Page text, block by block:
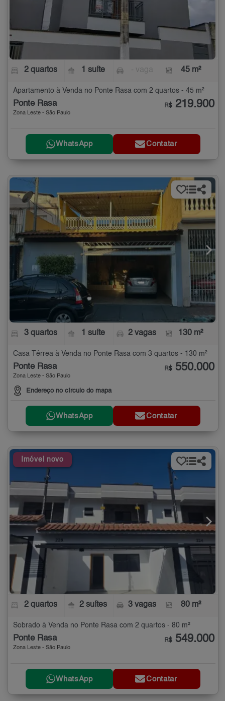
2 quartos 1 suíte 45 m²
Apartamento à Venda no Ponte Rasa com 2 quartos - 45 m²
Ponte Rasa
Zona Leste - São Paulo
R$ 219.900
WhatsApp Contatar
3 quartos 1 suíte 2 vagas 130 m²
Casa Térrea à Venda no Ponte Rasa com 3 quartos - 130 m²
Ponte Rasa
Zona Leste - São Paulo
Endereço no círculo do mapa
R$ 550.000
WhatsApp Contatar
Imóvel novo
2 quartos 2 suítes 3 vagas 80 m²
Sobrado à Venda no Ponte Rasa com 2 quartos - 80 m²
Ponte Rasa
Zona Leste - São Paulo
R$ 549.000
WhatsApp Contatar